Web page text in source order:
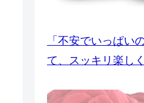
「不安でいっぱい
て、スッキリ楽し